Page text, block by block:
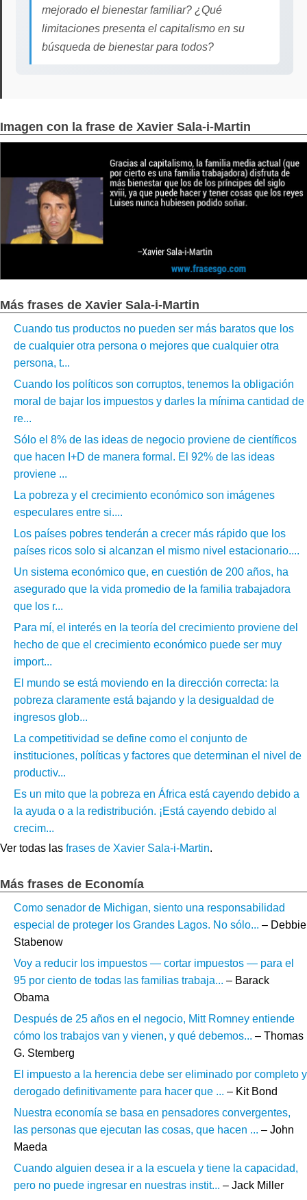
mejorado el bienestar familiar? ¿Qué
limitaciones presenta el capitalismo en su
búsqueda de bienestar para todos?
Imagen con la frase de Xavier Sala-i-Martin
Más frases de Xavier Sala-i-Martin
Cuando tus productos no pueden ser más baratos que los
de cualquier otra persona o mejores que cualquier otra
persona, t...
Cuando los políticos son corruptos, tenemos la obligación
moral de bajar los impuestos y darles la mínima cantidad de
re...
Sólo el 8% de las ideas de negocio proviene de científicos
que hacen I+D de manera formal. El 92% de las ideas
proviene ...
La pobreza y el crecimiento económico son imágenes
especulares entre si....
Los países pobres tenderán a crecer más rápido que los
países ricos solo si alcanzan el mismo nivel estacionario....
Un sistema económico que, en cuestión de 200 años, ha
asegurado que la vida promedio de la familia trabajadora
que los r...
Para mí, el interés en la teoría del crecimiento proviene del
hecho de que el crecimiento económico puede ser muy
import...
El mundo se está moviendo en la dirección correcta: la
pobreza claramente está bajando y la desigualdad de
ingresos glob...
La competitividad se define como el conjunto de
instituciones, políticas y factores que determinan el nivel de
productiv...
Es un mito que la pobreza en África está cayendo debido a
la ayuda o a la redistribución. ¡Está cayendo debido al
crecim...
Ver todas las frases de Xavier Sala-i-Martin.
Más frases de Economía
Como senador de Michigan, siento una responsabilidad
especial de proteger los Grandes Lagos. No sólo... – Debbie
Stabenow
Voy a reducir los impuestos — cortar impuestos — para el
95 por ciento de todas las familias trabaja... – Barack
Obama
Después de 25 años en el negocio, Mitt Romney entiende
cómo los trabajos van y vienen, y qué debemos... – Thomas
G. Stemberg
El impuesto a la herencia debe ser eliminado por completo y
derogado definitivamente para hacer que ... – Kit Bond
Nuestra economía se basa en pensadores convergentes,
las personas que ejecutan las cosas, que hacen ... – John
Maeda
Cuando alguien desea ir a la escuela y tiene la capacidad,
pero no puede ingresar en nuestras instit... – Jack Miller